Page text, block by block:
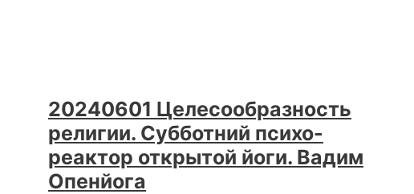
перекос
в
закрытость
.
Вадим
Опенйоги
20240601 Целесообразность
религии. Субботний психо-
реактор открытой йоги. Вадим
Опенйога